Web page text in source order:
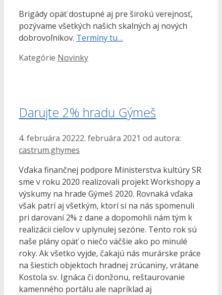
Brigády opäť dostupné aj pre širokú verejnosť,
pozývame všetkých našich skalných aj nových
dobrovoľníkov. Termíny tu…
Kategórie Novinky
Darujte 2% hradu Gýmeš
4. februára 20222. februára 2021 od autora:
castrum.ghymes
Vďaka finančnej podpore Ministerstva kultúry SR
sme v roku 2020 realizovali projekt Workshopy a
výskumy na hrade Gýmeš 2020. Rovnaká vďaka
však patrí aj všetkým, ktorí si na nás spomenuli
pri darovaní 2% z dane a dopomohli nám tým k
realizácii cieľov v uplynulej sezóne. Tento rok sú
naše plány opäť o niečo väčšie ako po minulé
roky. Ak všetko vyjde, čakajú nás murárske práce
na šiestich objektoch hradnej zrúcaniny, vrátane
Kostola sv. Ignáca či donžonu, reštaurovanie
kamenného portálu ale napríklad aj